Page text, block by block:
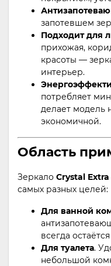
запотевшем
Подходит для
прихожая,
красоты —
интерьер.
потребляет
делает модель
экономичной.
Область
Зеркало Crystal Extra
самых разных целей:
Для ванной
всегда
Для туалета.
небольшой